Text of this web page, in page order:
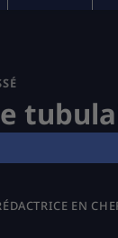
EN